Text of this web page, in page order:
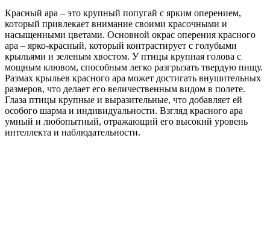
Красный ара – это крупный попугай с ярким оперением,
который привлекает внимание своими красочными и
насыщенными цветами. Основной окрас оперения красного
ара – ярко-красный, который контрастирует с голубыми
крыльями и зеленым хвостом. У птицы крупная голова с
мощным клювом, способным легко разгрызать твердую пищу.
Размах крыльев красного ара может достигать внушительных
размеров, что делает его величественным видом в полете.
Глаза птицы крупные и выразительные, что добавляет ей
особого шарма и индивидуальности. Взгляд красного ара
умный и любопытный, отражающий его высокий уровень
интеллекта и наблюдательности.